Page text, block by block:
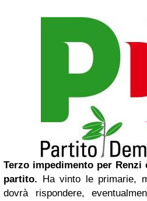
Terzo impedimento per
partito. Ha vinto le primarie,
dovrà rispondere,